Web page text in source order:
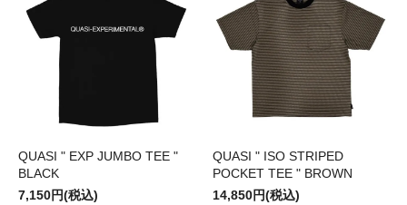
QUASI " EXP JUMBO TEE "
BLACK
7,150円(税込)
QUASI " ISO STRIPED
POCKET TEE " BROWN
14,850円(税込)